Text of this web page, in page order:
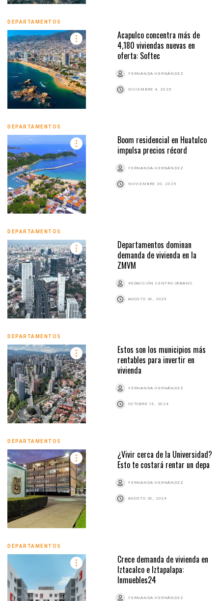
DEPARTAMENTOS
Acapulco concentra más de
4,180 viviendas nuevas en
oferta: Softec
FERNANDA HERNÁNDEZ
DICIEMBRE 4, 2025
DEPARTAMENTOS
Boom residencial en Huatulco
impulsa precios récord
FERNANDA HERNÁNDEZ
NOVIEMBRE 20, 2025
DEPARTAMENTOS
Departamentos dominan
demanda de vivienda en la
ZMVM
REDACCIÓN CENTRO URBANO
AGOSTO 26, 2025
DEPARTAMENTOS
Estos son los municipios más
rentables para invertir en
vivienda
FERNANDA HERNÁNDEZ
OCTUBRE 16, 2024
DEPARTAMENTOS
¿Vivir cerca de la Universidad?
Esto te costará rentar un depa
FERNANDA HERNÁNDEZ
AGOSTO 26, 2024
DEPARTAMENTOS
Crece demanda de vivienda en
Iztacalco e Iztapalapa:
Inmuebles24
FERNANDA HERNÁNDEZ